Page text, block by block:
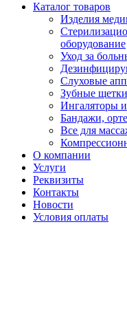
Каталог товаров
Изделия
оборудование
Уход за
Слуховые
Зубные
Ингаляторы
Бандажи,
Все для
О компании
Услуги
Реквизиты
Контакты
Новости
Условия оплаты